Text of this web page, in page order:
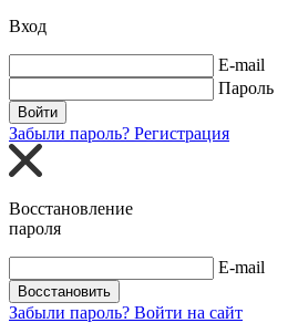
Вход
E-mail
Пароль
Войти
Забыли пароль? Регистрация
Восстановление
пароля
E-mail
Восстановить
Забыли пароль? Войти на сайт